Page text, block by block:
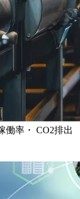
働率・ CO2排出